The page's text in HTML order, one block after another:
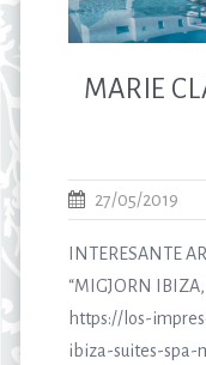
MARIE
27/05/2019
INTERESANTE
“MIGJORN IBIZA,
https://los-
ibiza-suites-spa-